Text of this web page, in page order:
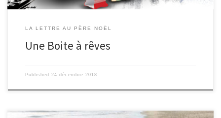
LA LETTRE AU PÈRE NOËL
Une Boite à rêves
Published 24 décembre 2018